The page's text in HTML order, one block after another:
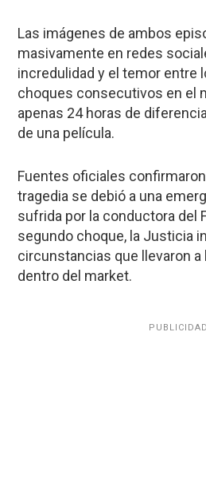
Las imágenes de ambos
masivamente en redes
incredulidad y el temor entre
choques consecutivos en el
apenas 24 horas de
de una película.
Fuentes oficiales
tragedia se debió a una
sufrida por la conductora del
segundo choque, la Justicia
circunstancias que llevaron a
dentro del market.
PUBLICIDAD